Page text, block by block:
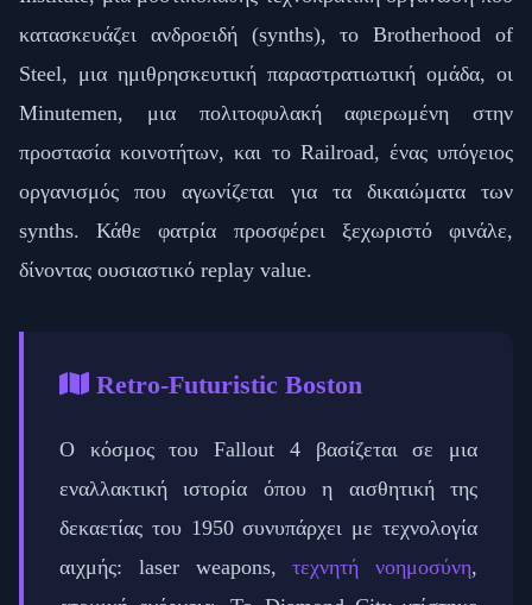
κατασκευάζει ανδροειδή (synths), το Brotherhood of
Steel, μια ημιθρησκευτική παραστρατιωτική ομάδα, οι
Minutemen, μια πολιτοφυλακή αφιερωμένη στην
προστασία κοινοτήτων, και το Railroad, ένας υπόγειος
οργανισμός που αγωνίζεται για τα δικαιώματα των
synths. Κάθε φατρία προσφέρει ξεχωριστό φινάλε,
δίνοντας ουσιαστικό replay value.
Retro-Futuristic Boston
Ο κόσμος του Fallout 4 βασίζεται σε μια
εναλλακτική ιστορία όπου η αισθητική της
δεκαετίας του 1950 συνυπάρχει με τεχνολογία
αιχμής: laser weapons,τεχνητή νοημοσύνη,